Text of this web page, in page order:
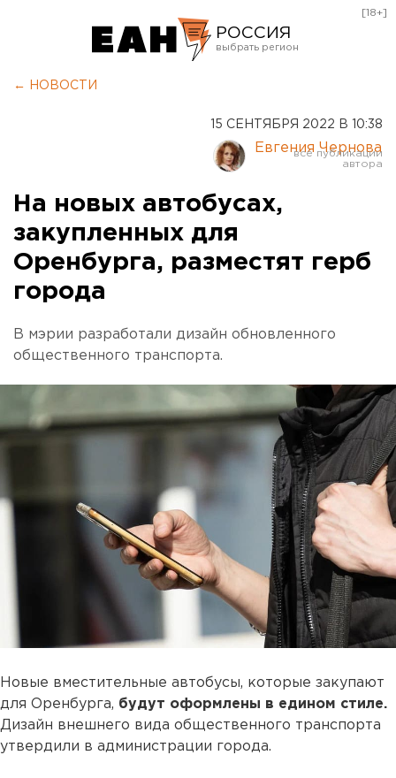
РОССИЯ
Курган
Оренбург
[18+]
← НОВОСТИ
15 СЕНТЯБРЯ 2022 В 10:38
Евгения Чернова
На новых автобусах,
закупленных для
Оренбурга, разместят герб
города
В мэрии разработали дизайн обновленного
общественного транспорта.
Новые вместительные автобусы, которые закупают
для Оренбурга, будут оформлены в едином стиле.
Дизайн внешнего вида общественного транспорта
утвердили в администрации города.